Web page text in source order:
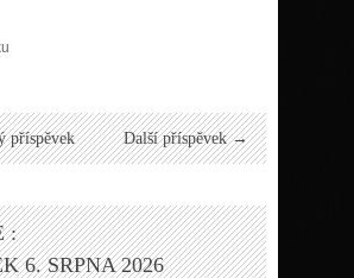
příspěvek Další příspěvek →
:
6. SRPNA 2026